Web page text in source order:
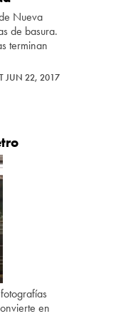
Nueva
de basura.
terminan
JUN 22, 2017
en